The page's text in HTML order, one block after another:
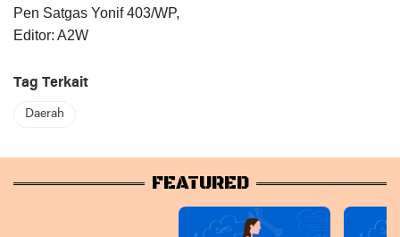
Pen Satgas Yonif 403/WP,
Editor: A2W
Tag Terkait
Daerah
FEATURED